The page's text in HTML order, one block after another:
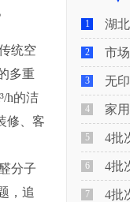
统空
多重
h的洁
修、客
分子
，追
1 湖
2 市场
3 无
4 家用
5 4批次
6 4批次不符
7 4批次